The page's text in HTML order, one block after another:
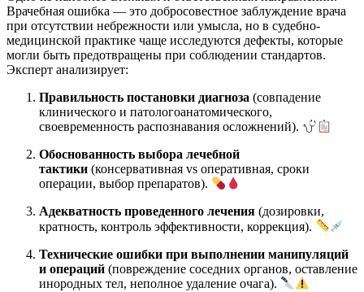
Врачебная ошибка — это добросовестное заблуждение врача
при отсутствии небрежности или умысла, но в судебно-
медицинской практике чаще исследуются дефекты, которые
могли быть предотвращены при соблюдении стандартов.
Эксперт анализирует:
Правильность постановки диагноза (совпадение
клинического и патологоанатомического,
своевременность распознавания осложнений).
Обоснованность выбора лечебной
тактики (консервативная vs оперативная, сроки
операции, выбор препаратов).
Адекватность проведенного лечения (дозировки,
кратность, контроль эффективности, коррекция).
Технические ошибки при выполнении манипуляций
и операций (повреждение соседних органов, оставление
инородных тел, неполное удаление очага).